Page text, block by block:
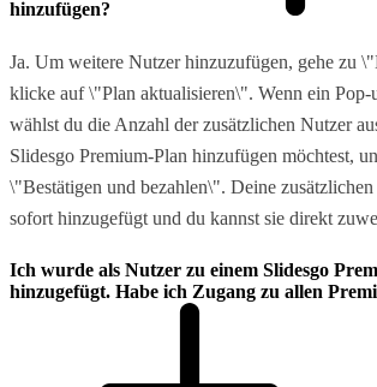
hinzufügen?
Ja. Um weitere Nutzer hinzuzufügen, gehe zu
klicke auf \"Plan aktualisieren\". Wenn ein Pop-
wählst du die Anzahl der zusätzlichen Nutzer
Slidesgo Premium-Plan hinzufügen möchtest,
\"Bestätigen und bezahlen\". Deine
sofort hinzugefügt und du kannst sie direkt
Ich wurde als Nutzer zu einem Slidesgo
hinzugefügt. Habe ich Zugang zu allen